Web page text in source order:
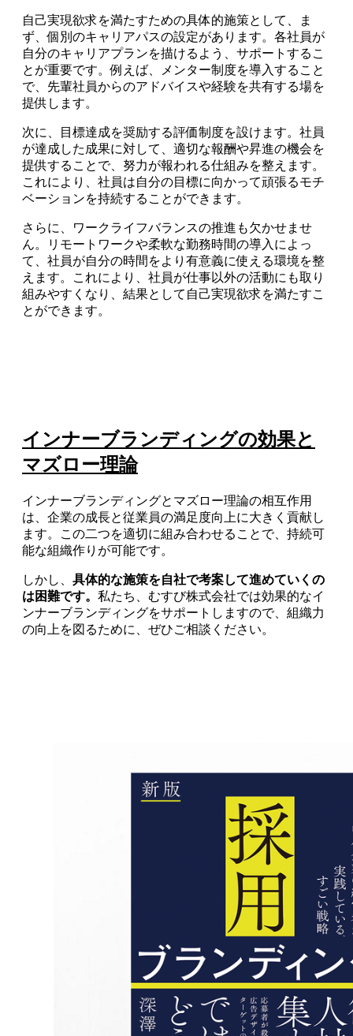
自己実現欲求を満たすための具体的施策として、ま
ず、個別のキャリアパスの設定があります。各社員が
自分のキャリアプランを描けるよう、サポートするこ
とが重要です。例えば、メンター制度を導入すること
で、先輩社員からのアドバイスや経験を共有する場を
提供します。
次に、目標達成を奨励する評価制度を設けます。社員
が達成した成果に対して、適切な報酬や昇進の機会を
提供することで、努力が報われる仕組みを整えます。
これにより、社員は自分の目標に向かって頑張るモチ
ベーションを持続することができます。
さらに、ワークライフバランスの推進も欠かせませ
ん。リモートワークや柔軟な勤務時間の導入によっ
て、社員が自分の時間をより有意義に使える環境を整
えます。これにより、社員が仕事以外の活動にも取り
組みやすくなり、結果として自己実現欲求を満たすこ
とができます。
インナーブランディングの効果と
マズロー理論
インナーブランディングとマズロー理論の相互作用
は、企業の成長と従業員の満足度向上に大きく貢献し
ます。この二つを適切に組み合わせることで、持続可
能な組織作りが可能です。
しかし、 具体的な施策を自社で考案して進めていくの
は困難です。 私たち、むすび株式会社では効果的なイ
ンナーブランディングをサポートしますので、組織力
の向上を図るために、ぜひご相談ください。